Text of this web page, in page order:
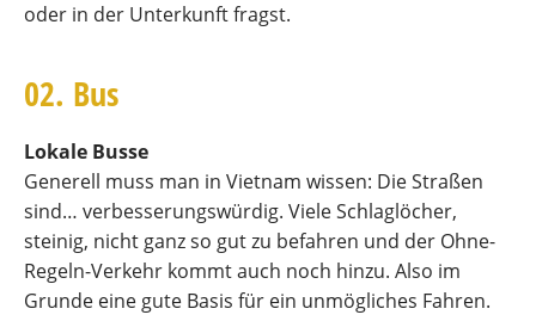
oder in der Unterkunft fragst.
02. Bus
Lokale Busse
Generell muss man in Vietnam wissen: Die Straßen
sind… verbesserungswürdig. Viele Schlaglöcher,
steinig, nicht ganz so gut zu befahren und der Ohne-
Regeln-Verkehr kommt auch noch hinzu. Also im
Grunde eine gute Basis für ein unmögliches Fahren.